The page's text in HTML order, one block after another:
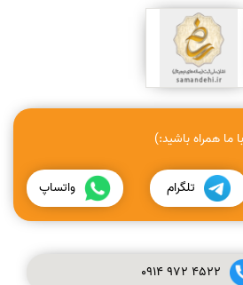
با ما همراه باشید:)
تلگرام واتساپ
0914972 4522